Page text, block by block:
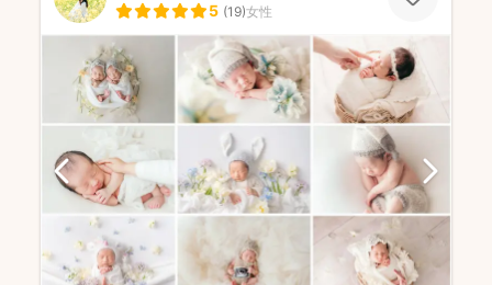
5 (19)女性